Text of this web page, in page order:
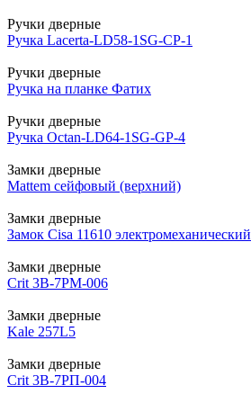
Ручки дверные
Ручка Lacerta-LD58-1SG-CP-1
Ручки дверные
Ручка на планке Фатих
Ручки дверные
Ручка Octan-LD64-1SG-GP-4
Замки дверные
Mattem сейфовый (верхний)
Замки дверные
Замок Cisa 11610 электромеханический
Замки дверные
Crit 3В-7РМ-006
Замки дверные
Kale 257L5
Замки дверные
Crit 3В-7РП-004